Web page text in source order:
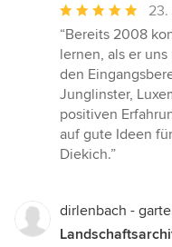
Durchschnittliche
Bewertung:
5
von
5
Sternen
23.
“Bereits 2008
lernen, als er
den
Junglinster,
positiven
auf gute Ideen
Diekich.”
dirlenbach -